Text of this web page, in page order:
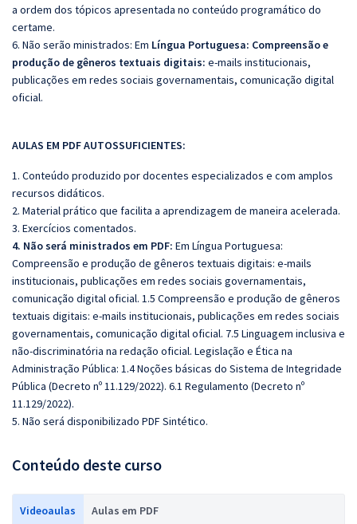
a ordem dos tópicos apresentada no conteúdo programático do
certame.
6. Não serão ministrados: Em Língua Portuguesa: Compreensão e
produção de gêneros textuais digitais: e-mails institucionais,
publicações em redes sociais governamentais, comunicação digital
oficial.
AULAS EM PDF AUTOSSUFICIENTES:
1. Conteúdo produzido por docentes especializados e com amplos
recursos didáticos.
2. Material prático que facilita a aprendizagem de maneira acelerada.
3. Exercícios comentados.
4. Não será ministrados em PDF: Em Língua Portuguesa:
Compreensão e produção de gêneros textuais digitais: e-mails
institucionais, publicações em redes sociais governamentais,
comunicação digital oficial. 1.5 Compreensão e produção de gêneros
textuais digitais: e-mails institucionais, publicações em redes sociais
governamentais, comunicação digital oficial. 7.5 Linguagem inclusiva e
não-discriminatória na redação oficial. Legislação e Ética na
Administração Pública: 1.4 Noções básicas do Sistema de Integridade
Pública (Decreto nº 11.129/2022). 6.1 Regulamento (Decreto nº
11.129/2022).
5. Não será disponibilizado PDF Sintético.
Conteúdo deste curso
Videoaulas Aulas em PDF